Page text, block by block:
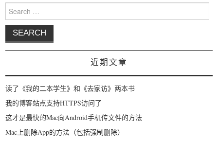
Search for:
近期文章
读了《我的二本学生》和《去家访》两本书
我的博客站点支持HTTPS访问了
这才是最快的Mac向Android手机传文件的方法
Mac上删除App的方法（包括强制删除）